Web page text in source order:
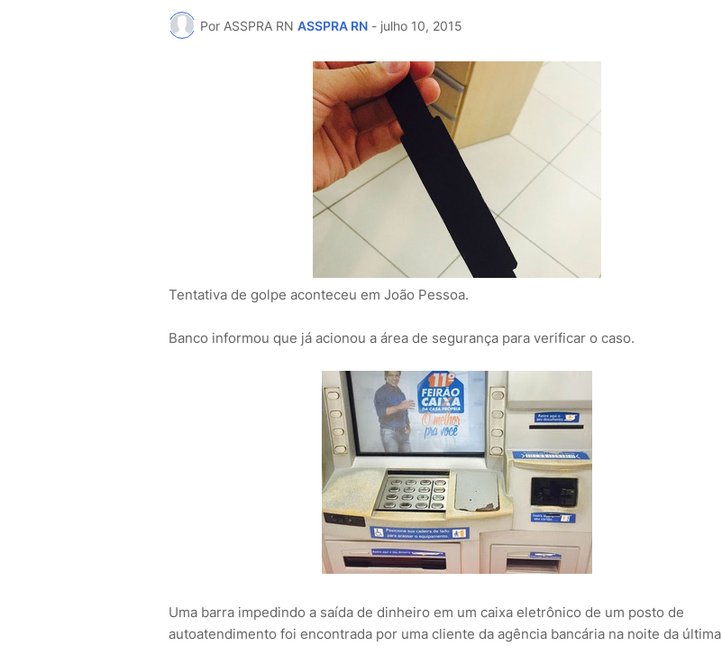
Por ASSPRA RN ASSPRA RN - julho 10, 2015
Tentativa de golpe aconteceu em João Pessoa.
Banco informou que já acionou a área de segurança para verificar o caso.
Uma barra impedindo a saída de dinheiro em um caixa eletrônico de um posto de
autoatendimento foi encontrada por uma cliente da agência bancária na noite da última